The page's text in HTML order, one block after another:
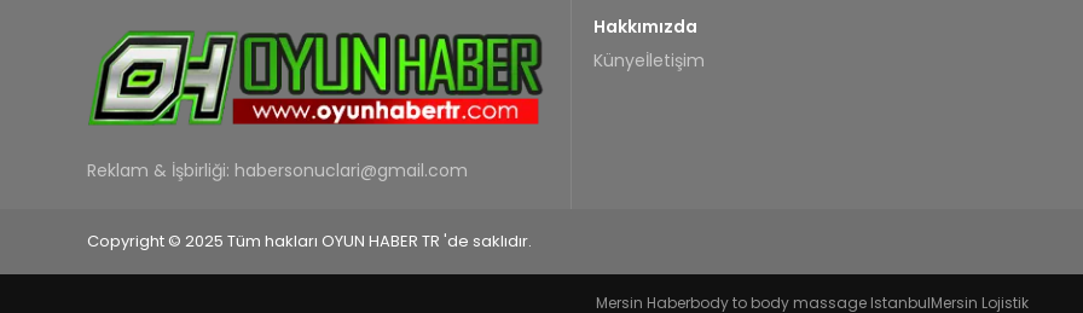
Reklam & İşbirliği: habersonuclari@gmail.com
Hakkımızda
Künyeİletişim
Copyright © 2025 Tüm hakları OYUN HABER TR 'de saklıdır.
Mersin Haberbody to body massage IstanbulMersin Lojistik